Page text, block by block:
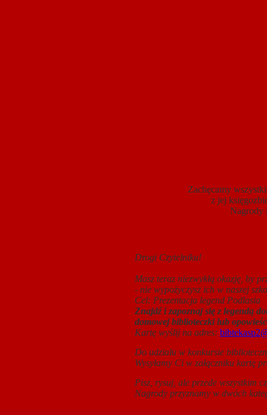
Zachęcamy
z jej
Nagrody
Drogi Czytelniku!
Masz teraz niezwykłą okazję, by
- nie wypożyczysz ich w naszej
Cel: Prezentacja legend Podlasia
Znajdź i zapoznaj się z legendą
domowej biblioteczki lub
Kartę wyślij na adres:
Do udziału w konkursie
Wysyłamy Ci w załączniku kartę
Pisz, rysuj, ale przede wszystkim
Nagrody przyznamy w dwóch